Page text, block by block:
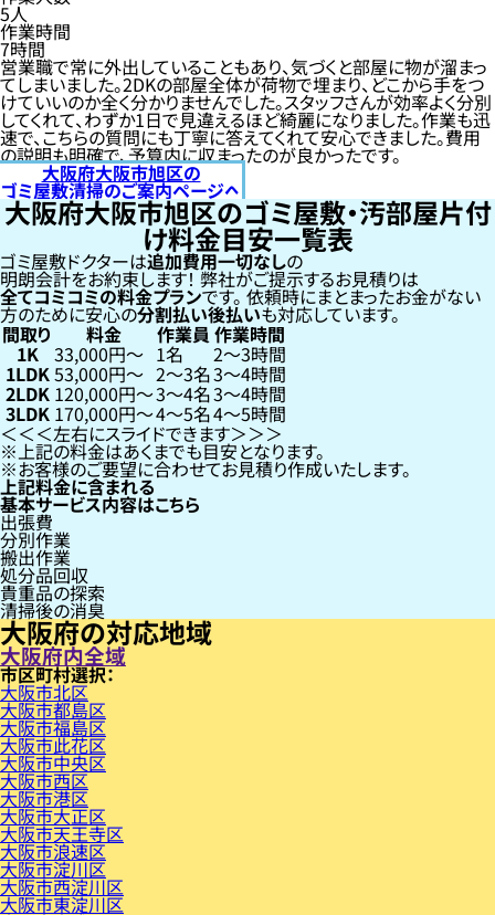
5人
作業時間
7時間
営業職で常に外出していることもあり、気づくと部屋に物が溜まっ
てしまいました。2DKの部屋全体が荷物で埋まり、どこから手をつ
けていいのか全く分かりませんでした。スタッフさんが効率よく分別
してくれて、わずか1日で見違えるほど綺麗になりました。作業も迅
速で、こちらの質問にも丁寧に答えてくれて安心できました。費用
の説明も明確で、予算内に収まったのが良かったです。
大阪府大阪市旭区の
ゴミ屋敷清掃のご案内ページへ
大阪府大阪市旭区のゴミ屋敷・汚部屋片付
け料金目安一覧表
ゴミ屋敷ドクターは追加費用一切なしの
明朗会計をお約束します！弊社がご提示するお見積りは
全てコミコミの料金プランです。依頼時にまとまったお金がない
方のために安心の分割払い後払いも対応しています。
間取り 料金 作業員 作業時間
1K 33,000円〜 1名 2〜3時間
1LDK53,000円〜 2〜3名3〜4時間
2LDK 120,000円〜3〜4名3〜4時間
3LDK 170,000円〜4〜5名4〜5時間
左右にスライドできます
上記の料金はあくまでも目安となります。
お客様のご要望に合わせてお見積り作成いたします。
上記料金に含まれる
基本サービス内容はこちら
出張費
分別作業
搬出作業
処分品回収
貴重品の探索
清掃後の消臭
大阪府の対応地域
大阪府内全域
市区町村
大阪市北区
大阪市都島区
大阪市福島区
大阪市此花区
大阪市中央区
大阪市西区
大阪市港区
大阪市大正区
大阪市天王寺区
大阪市浪速区
大阪市淀川区
大阪市西淀川区
大阪市東淀川区